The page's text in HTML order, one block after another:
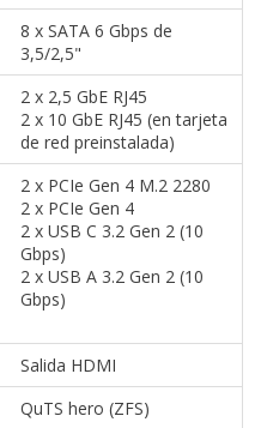
8 x SATA 6 Gbps de
3,5/2,5"
2 x 2,5 GbE RJ45
2 x 10 GbE RJ45 (en tarjeta
de red preinstalada)
2 x PCIe Gen 4 M.2 2280
2 x PCIe Gen 4
2 x USB C 3.2 Gen 2 (10
Gbps)
2 x USB A 3.2 Gen 2 (10
Gbps)
Salida HDMI
QuTS hero (ZFS)